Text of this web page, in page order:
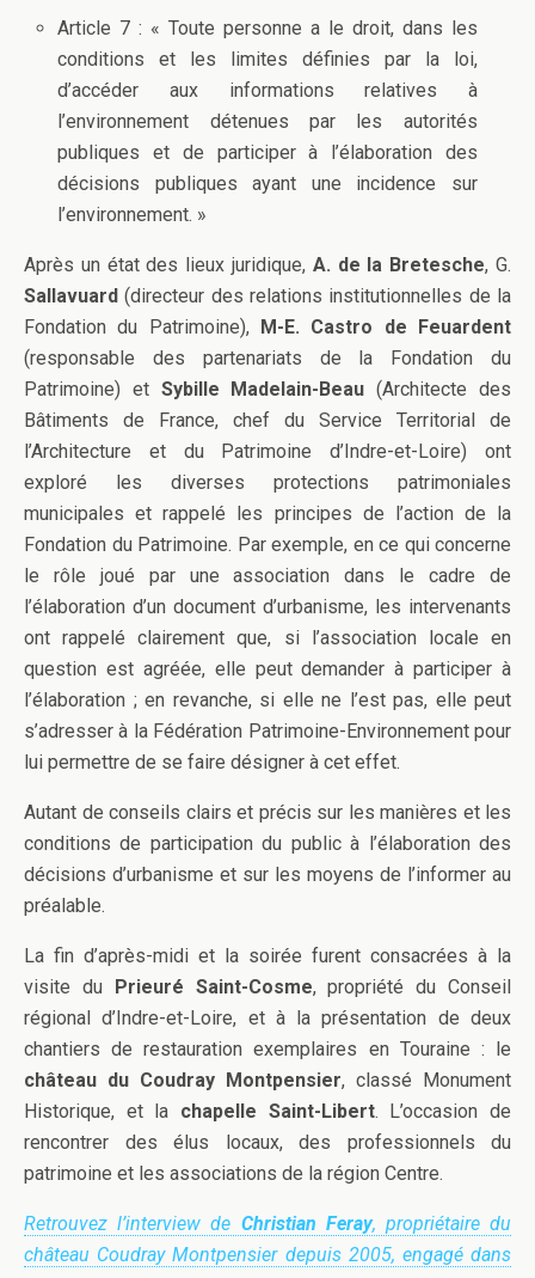
Article 7 : « Toute personne a le droit, dans les
conditions et les limites définies par la loi,
d’accéder aux informations relatives à
l’environnement détenues par les autorités
publiques et de participer à l’élaboration des
décisions publiques ayant une incidence sur
l’environnement. »
Après un état des lieux juridique, A. de la Bretesche, G.
Sallavuard(directeur des relations institutionnelles de la
Fondation du Patrimoine), M-E. Castro de Feuardent
(responsable des partenariats de la Fondation du
Patrimoine) et Sybille Madelain-Beau (Architecte des
Bâtiments de France, chef du Service Territorial de
l’Architecture et du Patrimoine d’Indre-et-Loire) ont
exploré les diverses protections patrimoniales
municipales et rappelé les principes de l’action de la
Fondation du Patrimoine. Par exemple, en ce qui concerne
le rôle joué par une association dans le cadre de
l’élaboration d’un document d’urbanisme, les intervenants
ont rappelé clairement que, si l’association locale en
question est agréée, elle peut demander à participer à
l’élaboration ; en revanche, si elle ne l’est pas, elle peut
s’adresser à la Fédération Patrimoine-Environnement pour
lui permettre de se faire désigner à cet effet.
Autant de conseils clairs et précis sur les manières et les
conditions de participation du public à l’élaboration des
décisions d’urbanisme et sur les moyens de l’informer au
préalable.
La fin d’après-midi et la soirée furent consacrées à la
visite du Prieuré Saint-Cosme, propriété du Conseil
régional d’Indre-et-Loire, et à la présentation de deux
chantiers de restauration exemplaires en Touraine : le
château du Coudray Montpensier, classé Monument
Historique, et la chapelle Saint-Libert. L’occasion de
rencontrer des élus locaux, des professionnels du
patrimoine et les associations de la région Centre.
Retrouvez l’interview de Christian Feray, propriétaire du
château Coudray Montpensier depuis 2005, engagé dans